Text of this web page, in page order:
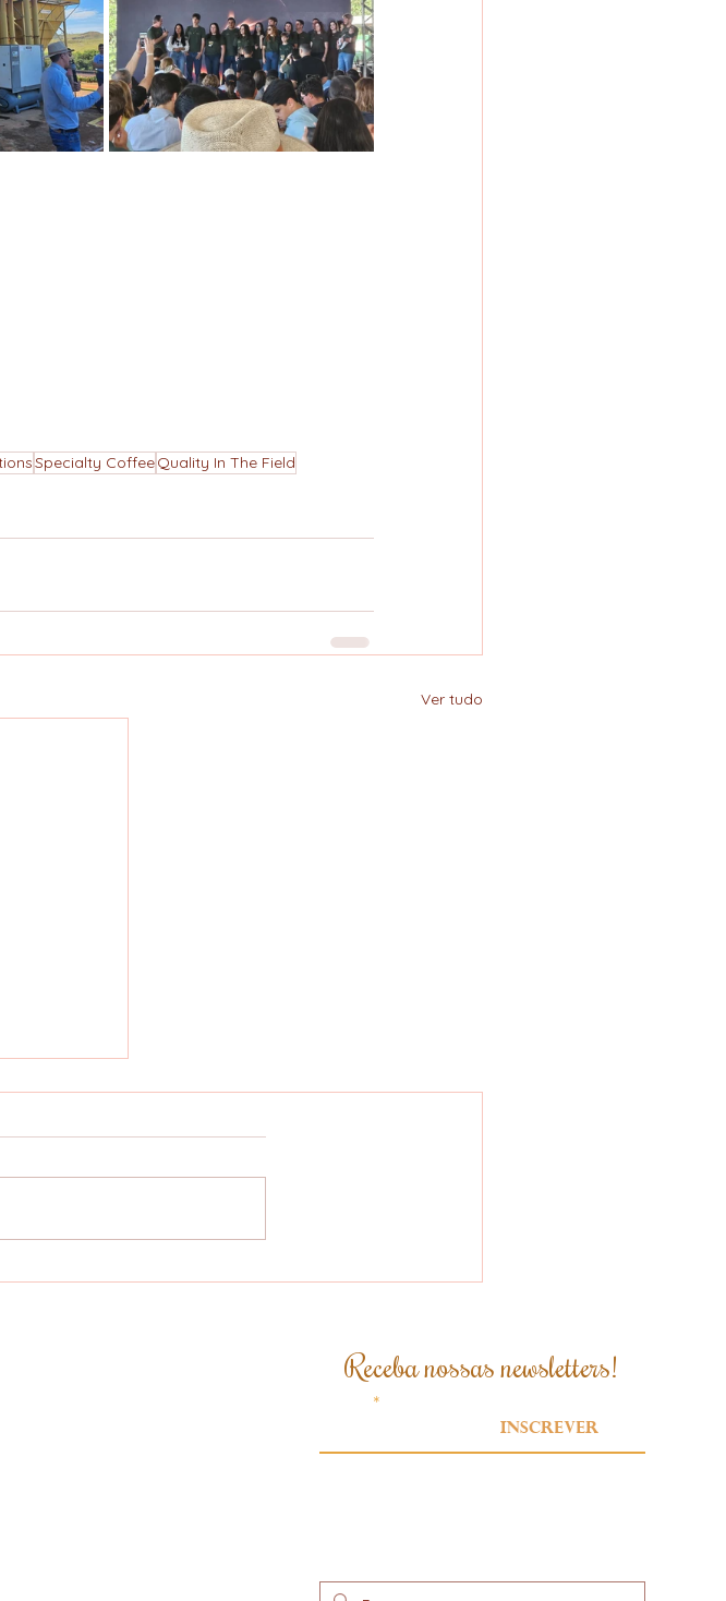
Specialty CoffeeQuality In The Field
Ver tudo
Receba nossas newsletters!
Inscrever